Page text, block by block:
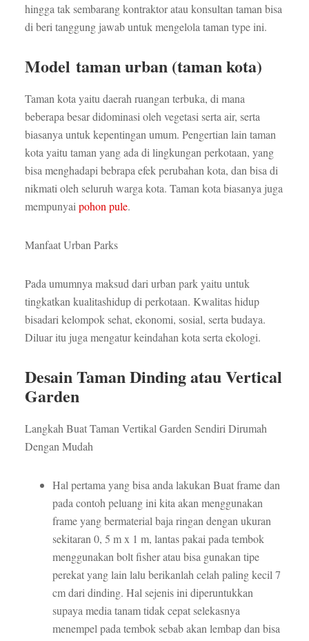
hingga tak sembarang kontraktor atau konsultan taman bisa
di beri tanggung jawab untuk mengelola taman type ini.
Model taman urban (taman kota)
Taman kota yaitu daerah ruangan terbuka, di mana
beberapa besar didominasi oleh vegetasi serta air, serta
biasanya untuk kepentingan umum. Pengertian lain taman
kota yaitu taman yang ada di lingkungan perkotaan, yang
bisa menghadapi bebrapa efek perubahan kota, dan bisa di
nikmati oleh seluruh warga kota. Taman kota biasanya juga
mempunyai pohon pule.
Manfaat Urban Parks
Pada umumnya maksud dari urban park yaitu untuk
tingkatkan kualitashidup di perkotaan. Kwalitas hidup
bisadari kelompok sehat, ekonomi, sosial, serta budaya.
Diluar itu juga mengatur keindahan kota serta ekologi.
Desain Taman Dinding atau Vertical
Garden
Langkah Buat Taman Vertikal Garden Sendiri Dirumah
Dengan Mudah
Hal pertama yang bisa anda lakukan Buat frame dan
pada contoh peluang ini kita akan menggunakan
frame yang bermaterial baja ringan dengan ukuran
sekitaran 0, 5 m x 1 m, lantas pakai pada tembok
menggunakan bolt fisher atau bisa gunakan tipe
perekat yang lain lalu berikanlah celah paling kecil 7
cm dari dinding. Hal sejenis ini diperuntukkan
supaya media tanam tidak cepat selekasnya
menempel pada tembok sebab akan lembap dan bisa